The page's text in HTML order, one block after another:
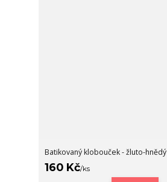
Batikovaný klobouček - žluto-hnědý
160 Kč/ks